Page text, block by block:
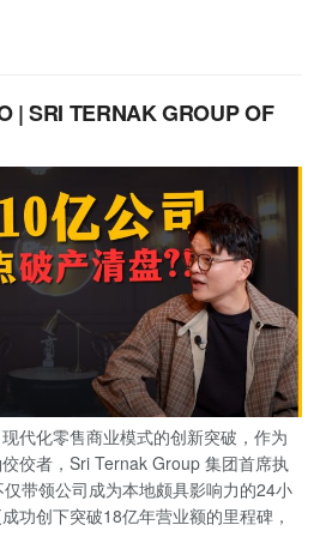
| SRI TERNAK GROUP OF
代化零售商业模式的创新突破，作为
佼者，Sri Ternak Group 集团首席执
带领公司成为本地颇具影响力的24小
功创下突破18亿年营业额的里程碑，